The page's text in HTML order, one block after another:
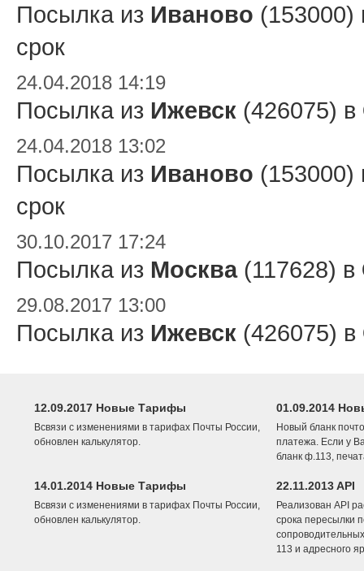
Посылка из Иваново
срок
24.04.2018 14:19
Посылка из Ижевск (426075) в
24.04.2018 13:02
Посылка из Иваново
срок
30.10.2017 17:24
Посылка из Москва(117628) в
29.08.2017 13:00
Посылка из Ижевск (426075) в
12.09.2017 Новые Тарифы
Всвязи с изменениями в тарифах Почты России,
обновлен калькулятор.
01.09.2014
Новый бланк
платежа. Если у
бланк ф.113,
14.01.2014 Новые Тарифы
Всвязи с изменениями в тарифах Почты России,
обновлен калькулятор.
22.11.2013 API
Реализован API
срока пересылки
113 и адресного